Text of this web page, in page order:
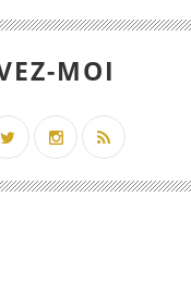
MOI